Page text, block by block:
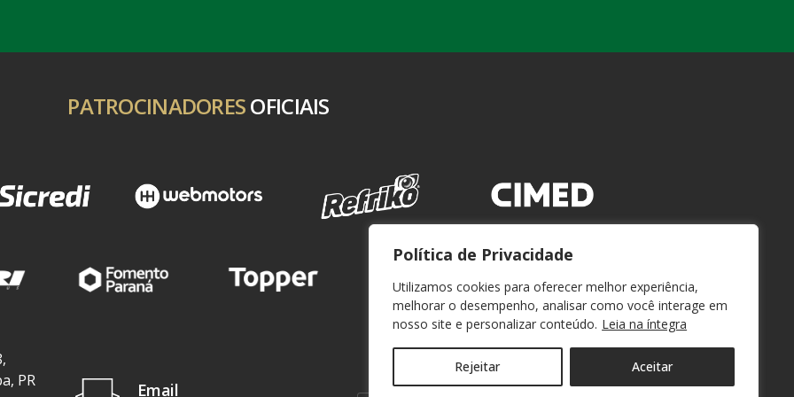
Política de Privacidade
Utilizamos cookies para oferecer melhor experiência,
melhorar o desempenho, analisar como você interage em
nosso site e personalizar conteúdo. Leia na íntegra
Rejeitar Aceitar
PATROCINADORESOFICIAIS
PR
Email